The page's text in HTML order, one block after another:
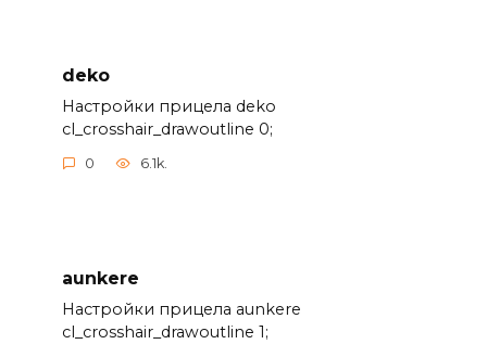
deko
Настройки прицела deko
cl_crosshair_drawoutline 0;
0 6.1k.
aunkere
Настройки прицела aunkere
cl_crosshair_drawoutline 1;